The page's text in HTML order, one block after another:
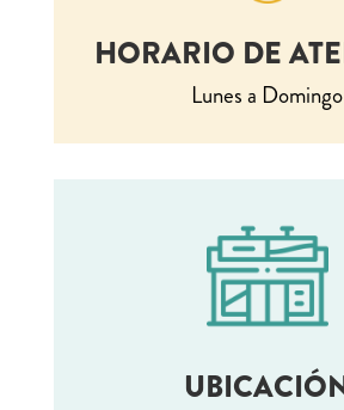
HORARIO DE
Lunes a Domingo